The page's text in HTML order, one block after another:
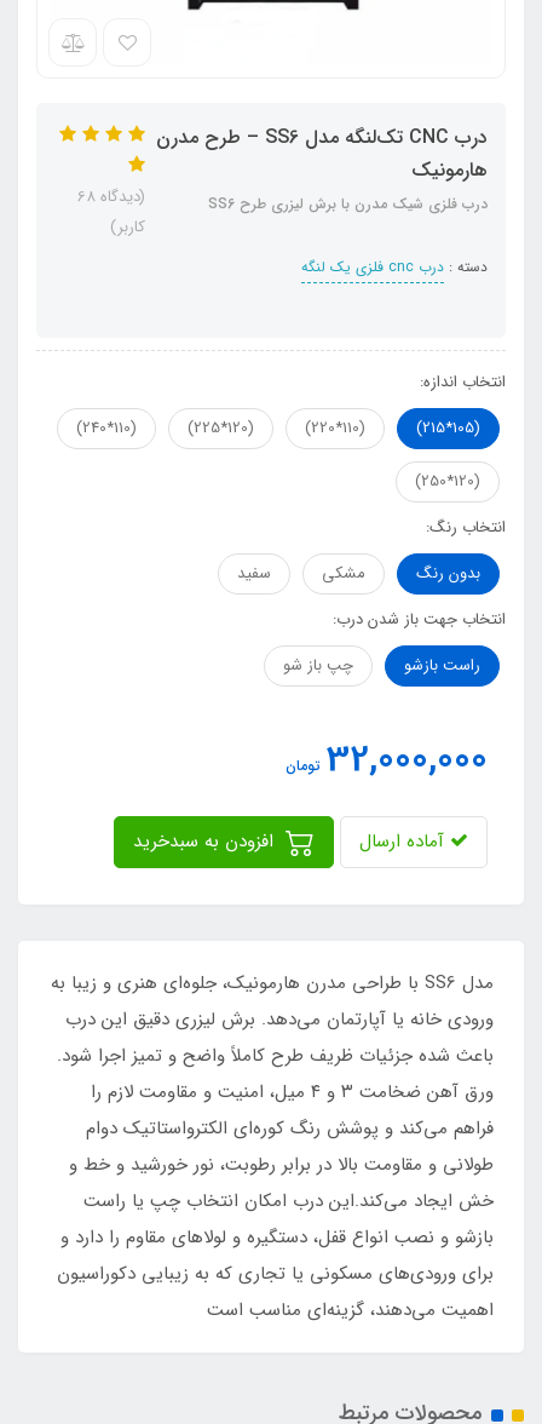
درب CNC تک‌لنگه مدل SS6 – طرح مدرن
هارمونیک
درب فلزی شیک مدرن با برش لیزری طرح SS6
دسته : درب cnc فلزی یک لنگه
(دیدگاه 68
کاربر)
انتخاب اندازه:
(105*215)
(110*220)
(120*225)
(110*240)
(120*250)
انتخاب رنگ:
بدون رنگ
مشکی
سفید
انتخاب جهت باز شدن درب:
راست بازشو
چپ باز شو
32,000,000 تومان
آماده ارسال
مدل SS6 با طراحی مدرن هارمونیک، جلوه‌ای هنری و زیبا به
ورودی خانه یا آپارتمان می‌دهد. برش لیزری دقیق این درب
باعث شده جزئیات ظریف طرح کاملاً واضح و تمیز اجرا شود.
ورق آهن ضخامت ۳ و ۴ میل، امنیت و مقاومت لازم را
فراهم می‌کند و پوشش رنگ کوره‌ای الکترواستاتیک دوام
طولانی و مقاومت بالا در برابر رطوبت، نور خورشید و خط و
خش ایجاد می‌کند.این درب امکان انتخاب چپ یا راست
بازشو و نصب انواع قفل، دستگیره و لولاهای مقاوم را دارد و
برای ورودی‌های مسکونی یا تجاری که به زیبایی دکوراسیون
اهمیت می‌دهند، گزینه‌ای مناسب است
محصولات مرتبط